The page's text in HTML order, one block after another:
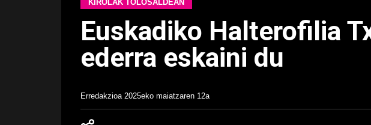
KIROLAK TOLOSALDEAN
Euskadiko Halterofilia
ederra eskaini du
Erredakzioa 2025eko maiatzaren 12a